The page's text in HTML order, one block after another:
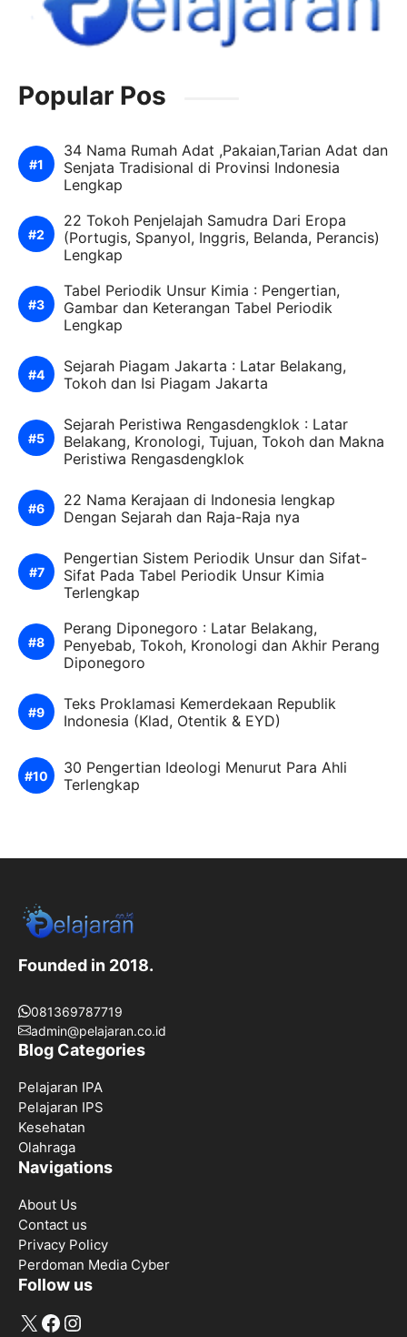
Popular Pos
34 Nama Rumah Adat ,Pakaian,Tarian Adat dan
Senjata Tradisional di Provinsi Indonesia
Lengkap
22 Tokoh Penjelajah Samudra Dari Eropa
(Portugis, Spanyol, Inggris, Belanda, Perancis)
Lengkap
Tabel Periodik Unsur Kimia : Pengertian,
Gambar dan Keterangan Tabel Periodik
Lengkap
Sejarah Piagam Jakarta : Latar Belakang,
Tokoh dan Isi Piagam Jakarta
Sejarah Peristiwa Rengasdengklok : Latar
Belakang, Kronologi, Tujuan, Tokoh dan Makna
Peristiwa Rengasdengklok
22 Nama Kerajaan di Indonesia lengkap
Dengan Sejarah dan Raja-Raja nya
Pengertian Sistem Periodik Unsur dan Sifat-
Sifat Pada Tabel Periodik Unsur Kimia
Terlengkap
Perang Diponegoro : Latar Belakang,
Penyebab, Tokoh, Kronologi dan Akhir Perang
Diponegoro
Teks Proklamasi Kemerdekaan Republik
Indonesia (Klad, Otentik & EYD)
30 Pengertian Ideologi Menurut Para Ahli
Terlengkap
Founded in 2018.
081369787719
admin@pelajaran.co.id
Blog Categories
Pelajaran IPA
Pelajaran IPS
Kesehatan
Olahraga
Navigations
About Us
Contact us
Privacy Policy
Perdoman Media Cyber
Follow us
X Facebook
Instagram